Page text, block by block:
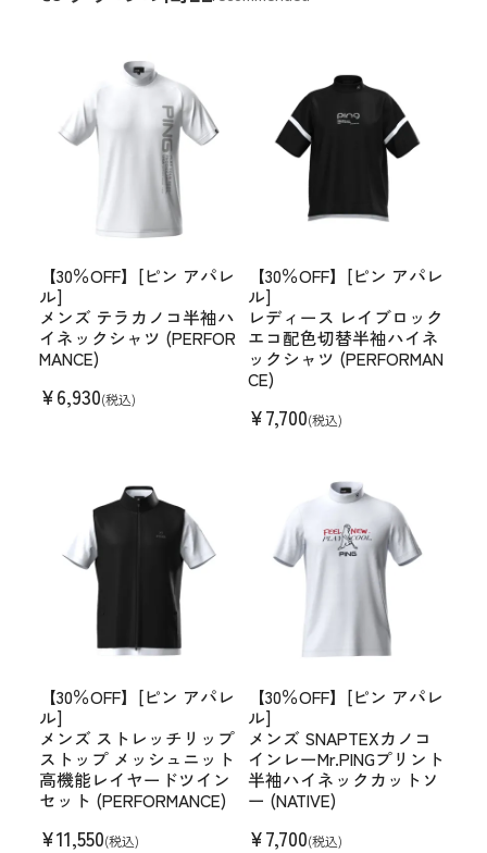
【30％OFF】[ピン アパレ
ル]
メンズ テラカノコ半袖ハ
イネックシャツ (PERFOR
MANCE)
¥6,930(税込)
【30％OFF】[ピン アパレ
ル]
レディース レイブロック
エコ配色切替半袖ハイネ
ックシャツ (PERFORMAN
CE)
¥7,700(税込)
【30％OFF】[ピン アパレ
ル]
メンズ ストレッチリップ
ストップ メッシュニット
高機能レイヤードツイン
セット (PERFORMANCE)
¥11,550(税込)
【30％OFF】[ピン アパレ
ル]
メンズ SNAPTEXカノコ
インレーMr.PINGプリント
半袖ハイネックカットソ
ー (NATIVE)
¥7,700(税込)